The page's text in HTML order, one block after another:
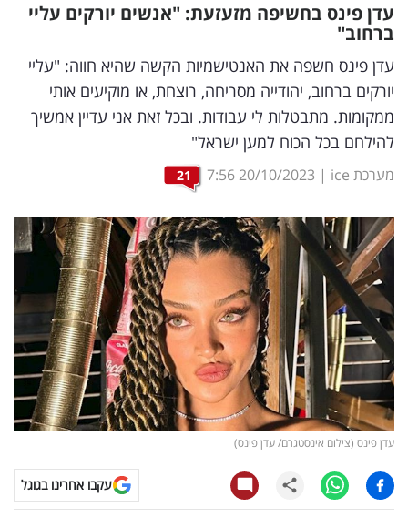
דיגיטל
וטק
שיווק
ופרסום
משפט
מדדים
ומחקרים
דעות
רכילות
עסקית
קריפטו
ויראלי
טלוויזיה
עדן פינס בחשיפה מזעזעת: "אנשים יורקים עליי
ברחוב"
עדן פינס חשפה את האנטישמיות הקשה שהיא חווה: "עליי
יורקים ברחוב, יהודייה מסריחה, רוצחת, או מוקיעים אותי
ממקומות. מתבטלות לי עבודות. ובכל זאת אני עדיין אמשיך
להילחם בכל הכוח למען ישראל"
מערכת ice |
20/10/2023
7:56
21
עדן פינס (צילום אינסטגרם/ עדן פינס)
עקבו אחרינו בגוגל